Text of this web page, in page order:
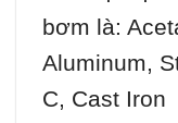
bơm là:
Aluminum,
C, Cast Iron